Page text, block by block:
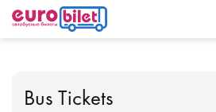
Bus Tickets